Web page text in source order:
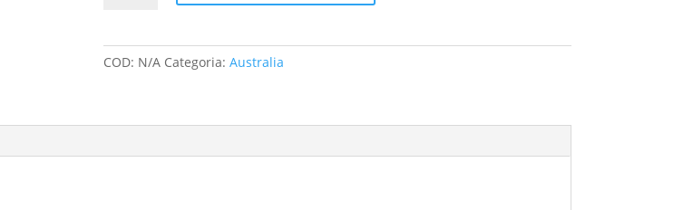
COD: N/A Categoria: Australia